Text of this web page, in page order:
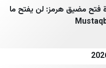
Dünya Gazetesi
Ege Haber
لن يفتح ما